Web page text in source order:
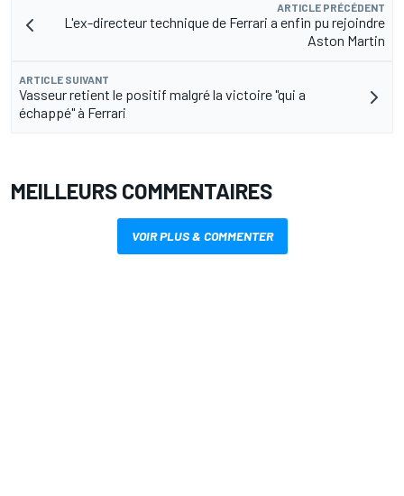
ARTICLE PRÉCÉDENT
L'ex-directeur technique de Ferrari a enfin pu rejoindre
Aston Martin
ARTICLE SUIVANT
Vasseur retient le positif malgré la victoire "qui a
échappé" à Ferrari
MEILLEURS COMMENTAIRES
VOIR PLUS & COMMENTER